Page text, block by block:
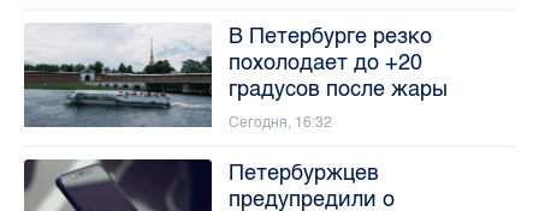
В Петербурге резко
похолодает до +20
градусов после жары
Сегодня, 16:32
Петербуржцев
предупредили о